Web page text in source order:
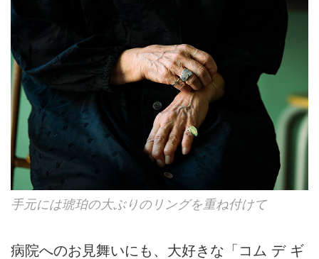
手元には琥珀の大ぶりのリングを重ね付けて
病院へのお見舞いにも、大好きな「コム デ ギ